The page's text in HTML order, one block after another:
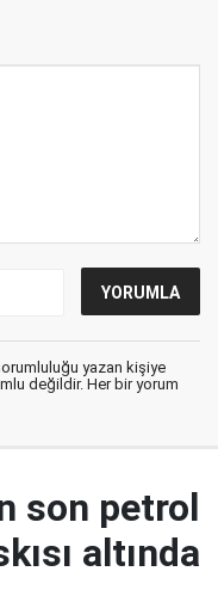
yazan kişiye
değildir. Her bir yorum
son petrol
altında